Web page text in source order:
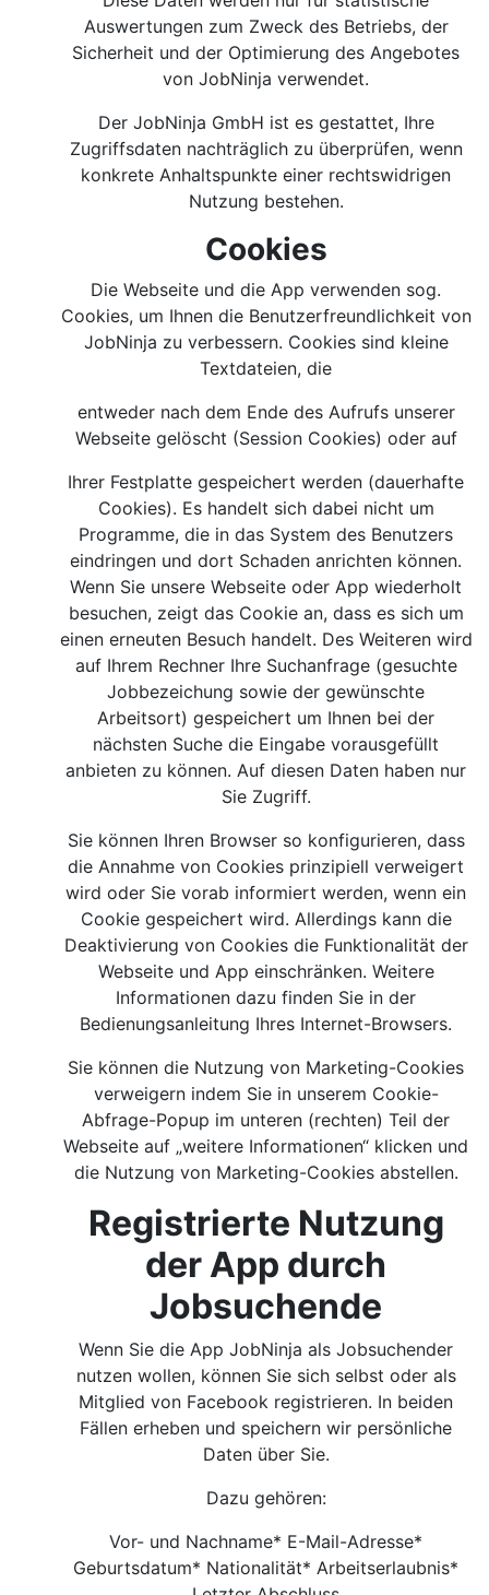
Auswertungen zum Zweck des Betriebs, der
Sicherheit und der Optimierung des Angebotes
von JobNinja verwendet.
Der JobNinja GmbH ist es gestattet, Ihre
Zugriffsdaten nachträglich zu überprüfen, wenn
konkrete Anhaltspunkte einer rechtswidrigen
Nutzung bestehen.
Cookies
Die Webseite und die App verwenden sog.
Cookies, um Ihnen die Benutzerfreundlichkeit von
JobNinja zu verbessern. Cookies sind kleine
Textdateien, die
entweder nach dem Ende des Aufrufs unserer
Webseite gelöscht (Session Cookies) oder auf
Ihrer Festplatte gespeichert werden (dauerhafte
Cookies). Es handelt sich dabei nicht um
Programme, die in das System des Benutzers
eindringen und dort Schaden anrichten können.
Wenn Sie unsere Webseite oder App wiederholt
besuchen, zeigt das Cookie an, dass es sich um
einen erneuten Besuch handelt. Des Weiteren wird
auf Ihrem Rechner Ihre Suchanfrage (gesuchte
Jobbezeichung sowie der gewünschte
Arbeitsort) gespeichert um Ihnen bei der
nächsten Suche die Eingabe vorausgefüllt
anbieten zu können. Auf diesen Daten haben nur
Sie Zugriff.
Sie können Ihren Browser so konfigurieren, dass
die Annahme von Cookies prinzipiell verweigert
wird oder Sie vorab informiert werden, wenn ein
Cookie gespeichert wird. Allerdings kann die
Deaktivierung von Cookies die Funktionalität der
Webseite und App einschränken. Weitere
Informationen dazu finden Sie in der
Bedienungsanleitung Ihres Internet-Browsers.
Sie können die Nutzung von Marketing-Cookies
verweigern indem Sie in unserem Cookie-
Abfrage-Popup im unteren (rechten) Teil der
Webseite auf „weitere Informationen“ klicken und
die Nutzung von Marketing-Cookies abstellen.
Registrierte Nutzung
der App durch
Jobsuchende
Wenn Sie die App JobNinja als Jobsuchender
nutzen wollen, können Sie sich selbst oder als
Mitglied von Facebook registrieren. In beiden
Fällen erheben und speichern wir persönliche
Daten über Sie.
Dazu gehören:
Vor- und Nachname* E-Mail-Adresse*
Geburtsdatum* Nationalität* Arbeitserlaubnis*